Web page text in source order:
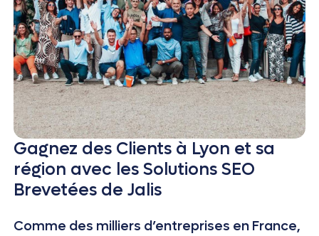
Gagnez des Clients à Lyon et sa
région avec les Solutions SEO
Brevetées de Jalis
Comme des milliers d’entreprises en France,